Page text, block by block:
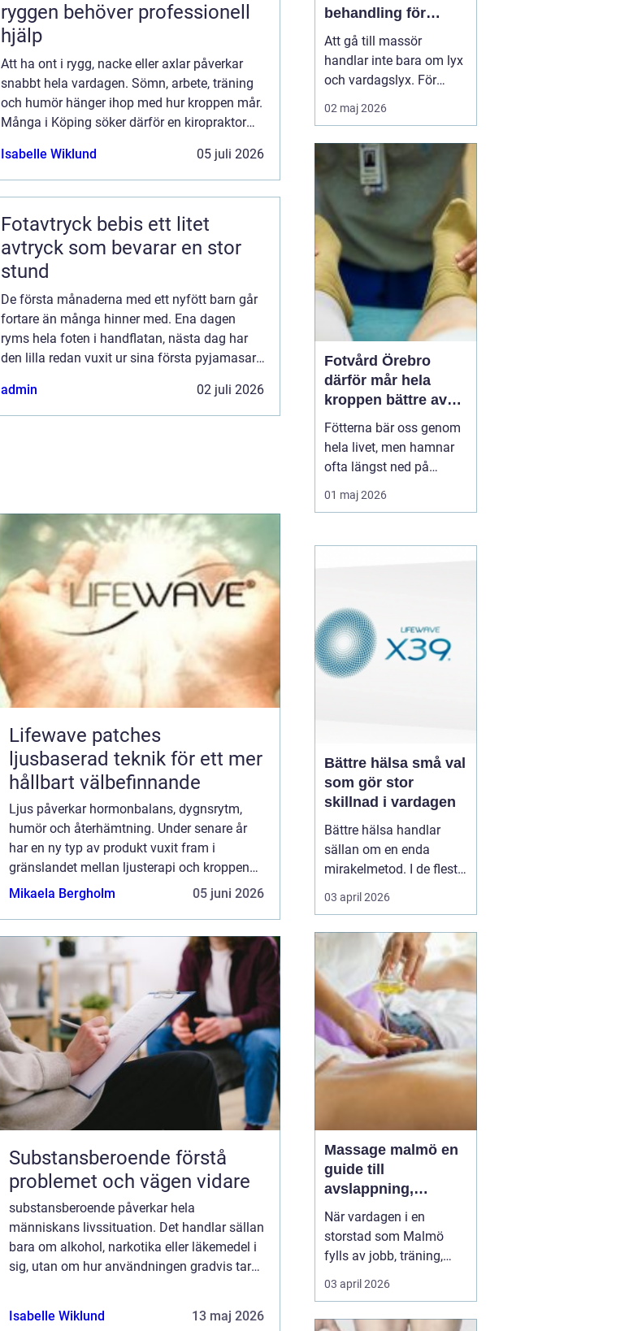
ryggen behöver professionell
hjälp
Att ha ont i rygg, nacke eller axlar påverkar
snabbt hela vardagen. Sömn, arbete, träning
och humör hänger ihop med hur kroppen mår.
Många i Köping söker därför en kiropraktor
själv, eller när återkommand...
Isabelle Wiklund 05 juli 2026
Fotavtryck bebis ett litet
avtryck som bevarar en stor
stund
De första månaderna med ett nyfött barn går
fortare än många hinner med. Ena dagen
ryms hela foten i handflatan, nästa dag har
den lilla redan vuxit ur sina första pyjamasar.
flyktiga stunden och gör den konkr...
admin 02 juli 2026
Lifewave patches
ljusbaserad teknik för ett mer
hållbart välbefinnande
Ljus påverkar hormonbalans, dygnsrytm,
humör och återhämtning. Under senare år
har en ny typ av produkt vuxit fram i
gränslandet mellan ljusterapi och kroppens
egen biologi: Lifewave patches. De är små
Mikaela Bergholm 05 juni 2026
Substansberoende förstå
problemet och vägen vidare
substansberoende påverkar hela
människans livssituation. Det handlar sällan
bara om alkohol, narkotika eller läkemedel i
sig, utan om hur användningen gradvis tar
som tid...
Isabelle Wiklund 13 maj 2026
behandling för
kropp och själ
Att gå till massör
handlar inte bara om lyx
och vardagslyx. För
många i Linköping är
massage ett konkret sätt
hantera stress och orka
mer i vardagen. Med rätt
massör kan spända
axlar mjukna, huvudvärk
lätta och kroppen
kännas både ...
02 maj 2026
Fotvård Örebro
därför mår hela
kroppen bättre av
friska fötter
Fötterna bär oss genom
hela livet, men hamnar
ofta längst ned på
prioriteringslistan.
Många söker hjälp först
ont: spruckna hälar,
Örebro med omnejd kan
både lösa a...
01 maj 2026
Bättre hälsa små val
som gör stor
skillnad i vardagen
Bättre hälsa handlar
sällan om en enda
mirakelmetod. I de flesta
fall handlar det om
många små, medvetna
skapar en starkare
kropp, ett lugnare sinne
och mer energi över till
livet i stort. När kost,
rörelse, återhämtning
och ljusm...
03 april 2026
Massage malmö en
guide till
avslappning,
smärtlindring och
återhämtning
När vardagen i en
storstad som Malmö
fylls av jobb, träning,
familj och ständigt brus,
söker många en paus
03 april 2026